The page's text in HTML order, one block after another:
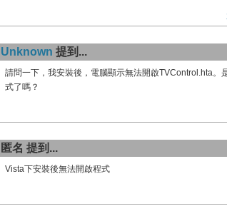
Unknown 提到...
請問一下，我安裝後，電腦顯示無法開啟TVControl.hta。
式了嗎？
匿名 提到...
Vista下安裝後無法開啟程式